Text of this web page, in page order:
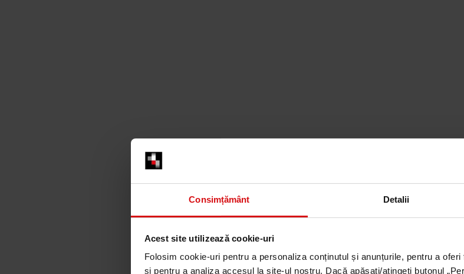
Consimțământ Detalii
Acest site utilizează cookie-uri
Folosim cookie-uri pentru a personaliza conținutul și anunțurile, pentru a
și pentru a analiza accesul la site-ul nostru. Dacă apăsați/atingeți butonul